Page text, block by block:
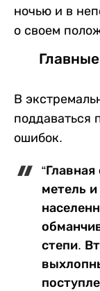
ночью и в
о своем
В
поддаваться
ошибок.
метель
степи.